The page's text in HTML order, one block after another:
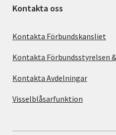
Kontakta oss
Kontakta Förbundskansliet
Kontakta Förbundsstyrelsen
Kontakta Avdelningar
Visselblåsarfunktion